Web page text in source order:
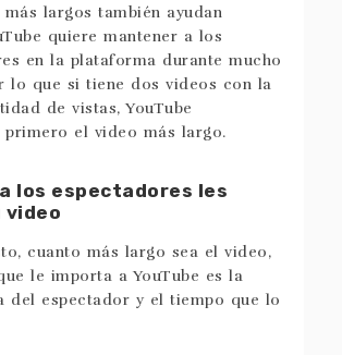
largos también ayudan
quiere mantener a los
en la plataforma durante mucho
lo que si tiene dos videos con la
de vistas, YouTube
primero el video más largo.
los espectadores les
cuanto más largo sea el video,
le importa a YouTube es la
del espectador y el tiempo que lo